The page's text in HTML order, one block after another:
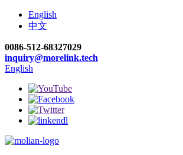
English
中文
0086-512-68327029
inquiry@morelink.tech
English